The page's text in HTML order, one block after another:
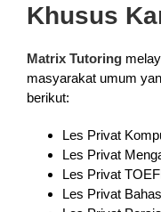
Khusus
Matrix Tutoring
masyarakat umum
berikut:
Les Privat
Les Privat
Les Privat
Les Privat